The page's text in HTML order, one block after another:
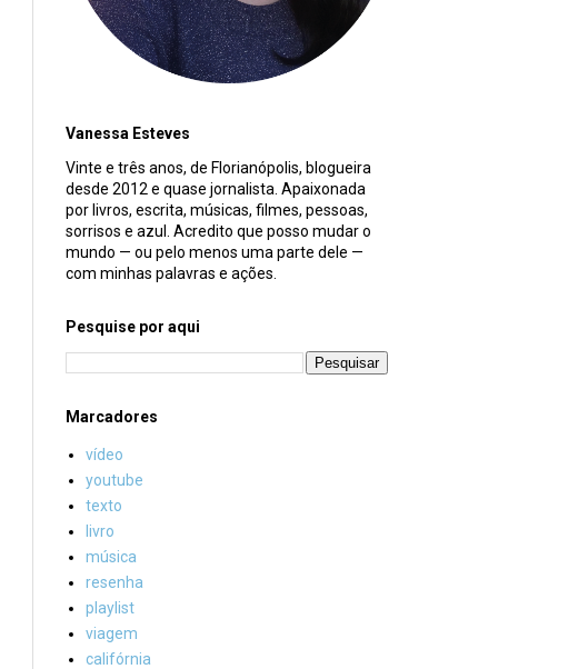
Vanessa Esteves
Vinte e três anos, de Florianópolis, blogueira
desde 2012 e quase jornalista. Apaixonada
por livros, escrita, músicas, filmes, pessoas,
sorrisos e azul. Acredito que posso mudar o
mundo — ou pelo menos uma parte dele —
com minhas palavras e ações.
Pesquise por aqui
Marcadores
vídeo
youtube
texto
livro
música
resenha
playlist
viagem
califórnia